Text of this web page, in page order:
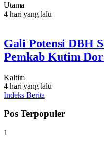
Utama
4 hari yang lalu
Gali Potensi DBH
Pemkab Kutim
Kaltim
4 hari yang lalu
Indeks Berita
Pos Terpopuler
1